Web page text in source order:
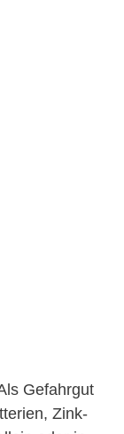
Gefahrgut
Zink-